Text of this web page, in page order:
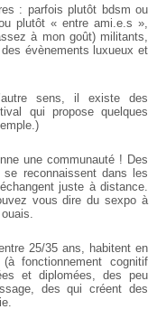
: parfois plutôt bdsm ou
plutôt « entre ami.e.s »,
à mon goût) militants,
évènements luxueux et
sens, il existe des
qui propose quelques
une communauté ! Des
reconnaissent dans les
juste à distance.
vous dire du sexpo à
25/35 ans, habitent en
fonctionnement cognitif
et diplomées, des peu
des qui créent des